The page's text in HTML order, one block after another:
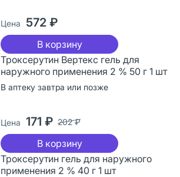
Цена 572 ₽
В корзину
Троксерутин Вертекс гель для
наружного применения 2 % 50 г 1 шт
В аптеку завтра или позже
Цена 171 ₽ 202 ₽
В корзину
Троксерутин гель для наружного
применения 2 % 40 г 1 шт